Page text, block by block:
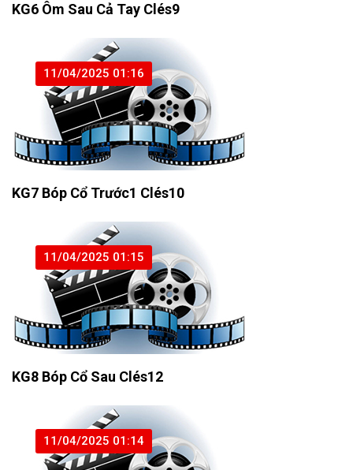
KG6 Ôm Sau Cả Tay Clés9
11/04/2025 01:16
KG7 Bóp Cổ Trước1 Clés10
11/04/2025 01:15
KG8 Bóp Cổ Sau Clés12
11/04/2025 01:14